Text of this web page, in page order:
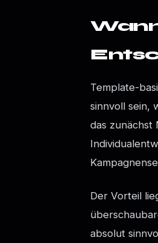
Template-
sinnvoll sein,
das
Der Vorteil
absolut